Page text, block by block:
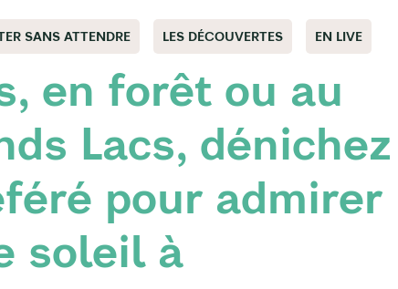
SANS ATTENDRE LES DÉCOUVERTES EN LIVE
en forêt ou au
Lacs, dénichez
pour admirer
soleil à